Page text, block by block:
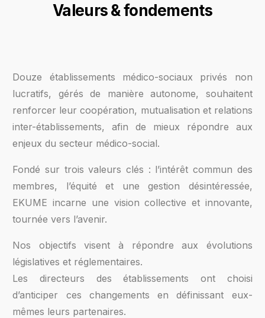
Valeurs & fondements
Douze établissements médico-sociaux privés non
lucratifs, gérés de manière autonome, souhaitent
renforcer leur coopération, mutualisation et relations
inter-établissements, afin de mieux répondre aux
enjeux du secteur médico-social.
Fondé sur trois valeurs clés : l’intérêt commun des
membres, l’équité et une gestion désintéressée,
EKUME incarne une vision collective et innovante,
tournée vers l’avenir.
Nos objectifs visent à répondre aux évolutions
législatives et réglementaires.
Les directeurs des établissements ont choisi
d’anticiper ces changements en définissant eux-
mêmes leurs partenaires.